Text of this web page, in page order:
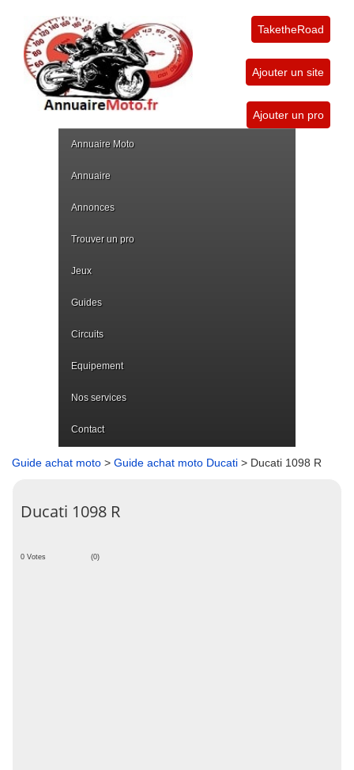
TaketheRoad
Ajouter un site
Ajouter un pro
Annuaire Moto
Annuaire
Annonces
Trouver un pro
Jeux
Guides
Circuits
Equipement
Nos services
Contact
Guide achat moto > Guide achat moto Ducati > Ducati 1098 R
Ducati 1098 R
0 Votes (0)